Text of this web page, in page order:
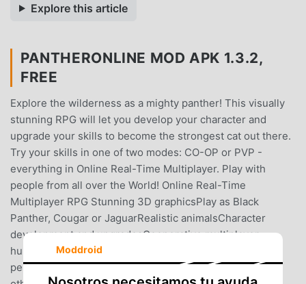
Explore this article
PANTHERONLINE MOD APK 1.3.2,
FREE
Explore the wilderness as a mighty panther! This visually
stunning RPG will let you develop your character and
upgrade your skills to become the strongest cat out there.
Try your skills in one of two modes: CO-OP or PVP -
everything in Online Real-Time Multiplayer. Play with
people from all over the World! Online Real-Time
Multiplayer RPG Stunning 3D graphicsPlay as Black
Panther, Cougar or JaguarRealistic animalsCharacter
development and upgradesCooperative multiplayer
hunting and PVP Battle Arena modesSmooth
performanceONLINE MULTIPLAYER SIMULATORMeet
Moddroid